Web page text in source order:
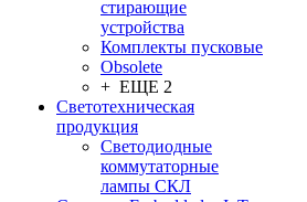
стирающие
устройства
Комплекты пусковые
Obsolete
+ ЕЩЕ 2
Светотехническая
продукция
Светодиодные
коммутаторные
лампы СКЛ